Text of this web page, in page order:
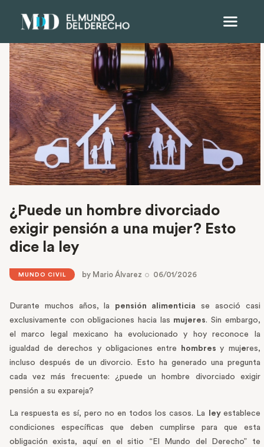
¿Puede un hombre divorciado
exigir pensión a una mujer? Esto
dice la ley
MUNDO CIVIL by Mario Álvarez 06/01/2026
Durante muchos años, la pensión alimenticia se asoció casi
exclusivamente con obligaciones hacia las mujeres. Sin embargo,
el marco legal mexicano ha evolucionado y hoy reconoce la
igualdad de derechos y obligaciones entre
hombresy mujeres,
incluso después de un divorcio. Esto ha generado una pregunta
cada vez más frecuente: ¿puede un hombre divorciado exigir
pensión a su expareja?
La respuesta es sí, pero no en todos los casos. La ley establece
condiciones específicas que deben cumplirse para que esta
obligación exista, aquí en el sitio “El Mundo del Derecho” te